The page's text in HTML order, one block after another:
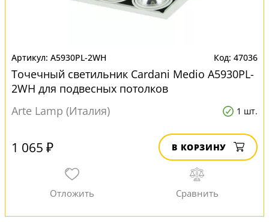
A5930PL-2WH 47036
Точечный светильник Cardani Medio A5930PL-
2WH для подвесных потолков
Arte Lamp (Италия)
1 шт.
1 065 ₽ В КОРЗИНУ